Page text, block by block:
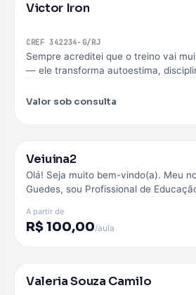
Premium
Victor Iron
CREF 342234-G/RJ
Sempre acreditei que o treino vai
— ele transforma autoestima,
Valor sob consulta
Pro
Veiuina2
Olá! Seja muito bem-vindo(a). Meu
Guedes, sou Profissional de
A partir de
R$ 100,00/aula
EMBAIXADOR
Valeria Souza Camilo